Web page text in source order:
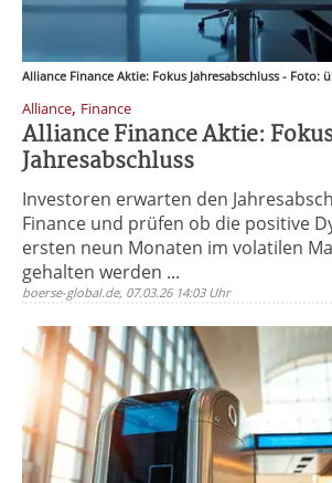
Alliance Finance Aktie: Fokus Jahresabschluss - Foto:
Alliance, Finance
Alliance Finance Aktie:
Jahresabschluss
Investoren erwarten den
Finance und prüfen ob die positive
ersten neun Monaten im volatilen
gehalten werden ...
boerse-global.de, 07.03.26 14:03 Uhr